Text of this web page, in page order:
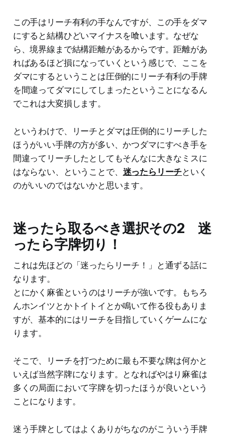
この手はリーチ有利の手なんですが、この手をダマ
にすると結構ひどいマイナスを喰います。なぜな
ら、境界線まで結構距離があるからです。距離があ
ればあるほど損になっていくという感じで、ここを
ダマにするということは圧倒的にリーチ有利の手牌
を間違ってダマにしてしまったということになるん
でこれは大変損します。
というわけで、リーチとダマは圧倒的にリーチした
ほうがいい手牌の方が多い、かつダマにすべき手を
間違ってリーチしたとしてもそんなに大きなミスに
はならない、ということで、 迷ったらリーチといく
のがいいのではないかと思います。
迷ったら取るべき選択その2 迷
ったら字牌切り！
これは先ほどの「迷ったらリーチ！」と通ずる話に
なります。
とにかく麻雀というのはリーチが強いです。もちろ
んホンイツとかトイトイとか鳴いて作る役もありま
すが、基本的にはリーチを目指していくゲームにな
ります。
そこで、リーチを打つために最も不要な牌は何かと
いえば当然字牌になります。となればやはり麻雀は
多くの局面において字牌を切ったほうが良いという
ことになります。
迷う手牌としてはよくありがちなのがこういう手牌